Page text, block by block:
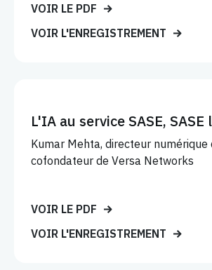
VOIR LE PDF
VOIR L'ENREGISTREMENT
L'IA au service SASE, SASE
Kumar Mehta, directeur numérique
cofondateur de Versa Networks
VOIR LE PDF
VOIR L'ENREGISTREMENT